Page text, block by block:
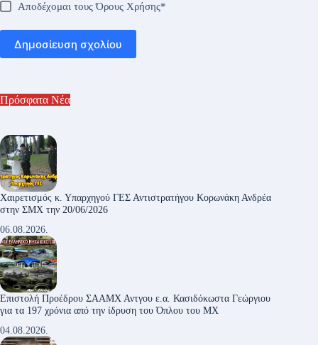
Αποδέχομαι τουςΌρους Χρήσης*
Δημοσίευση σχολίου
Πρόσφατα Νέα
Χαιρετισμός κ. Υπαρχηγού ΓΕΣ Αντιστρατήγου Κορωνάκη Ανδρέα
στην ΣΜΧ την 20/06/2026
06.08.2026.
Επιστολή Προέδρου ΣΑΑΜΧ Αντγου ε.α. Κασιδόκωστα Γεώργιου
για τα 197 χρόνια από την ίδρυση του Όπλου του ΜΧ
04.08.2026.